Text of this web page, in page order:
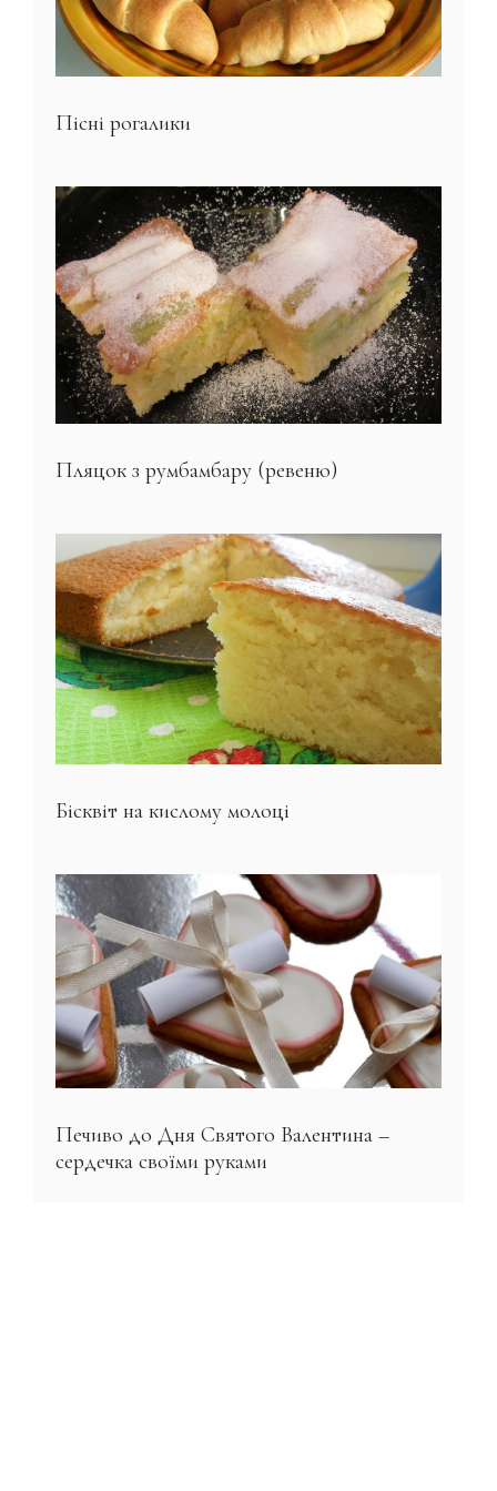
Пісні рогалики
Пляцок з румбамбару (ревеню)
Бісквіт на кислому молоці
Печиво до Дня Святого Валентина –
сердечка своїми руками